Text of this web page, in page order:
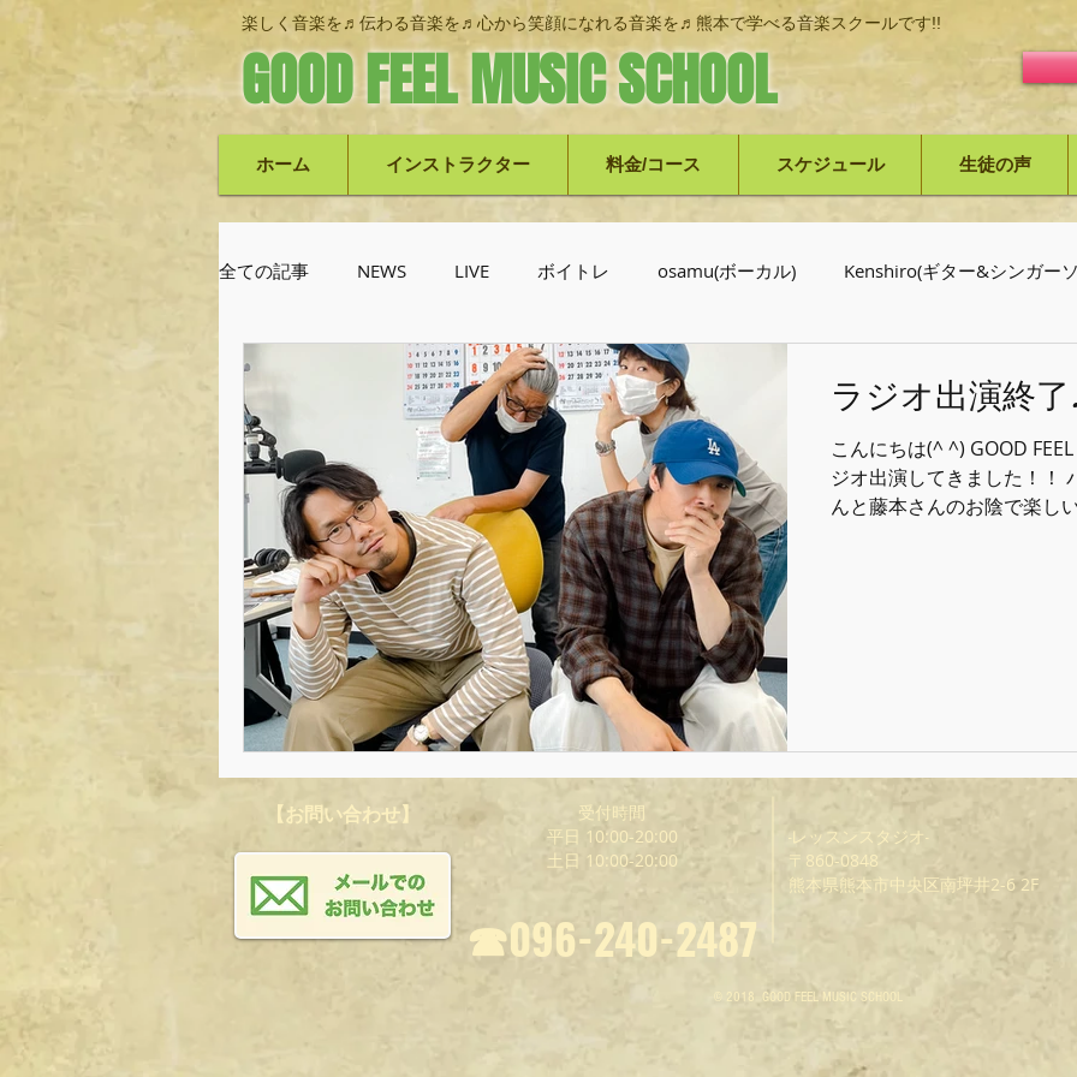
楽しく音楽を♬伝わる音楽を♬心から笑顔になれる音楽を♬熊本で学べる音楽スクールです!!
GOOD FEEL MUSIC SCHOOL
ホーム インストラクター 料金/コース スケジュール 生徒の声
全ての記事 NEWS LIVE ボイトレ osamu(ボーカル) Kenshiro(ギター&シンガー
池上栄次郎(ベース) 機材紹介
ラジオ出演終了
こんにちは(^ ^) GOOD
ジオ出演してきました！！
んと藤本さんのお陰で楽し
【お問い合わせ】
-レッスンスタジオ-
〒860-0848
熊本県熊本市中央区南坪井2-6 2F
受付時間
平日 10:00-20:00
土日 10:00-20:00
☎︎096-240-2487
​© 2018 GOOD FEEL MUSIC SCHOOL